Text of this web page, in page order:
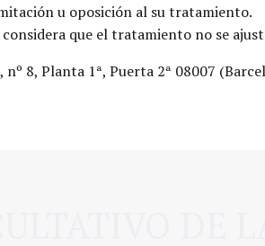
u oposición al su tratamiento.
que el tratamiento no se
8, Planta 1ª, Puerta 2ª 08007